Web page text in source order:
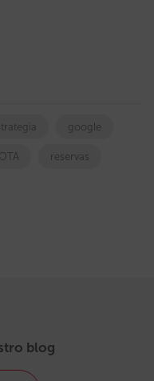
google
OTA reservas
blog